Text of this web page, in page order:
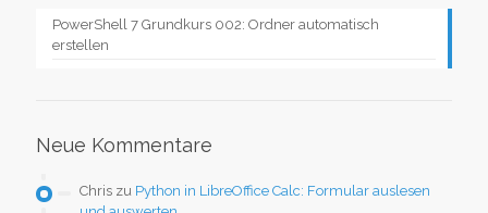
PowerShell 7 Grundkurs 002: Ordner automatisch
erstellen
Neue Kommentare
Chris zu Python in LibreOffice Calc: Formular auslesen